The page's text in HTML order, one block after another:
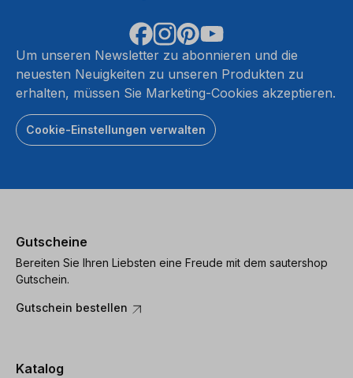
Um unseren Newsletter zu abonnieren und die
neuesten Neuigkeiten zu unseren Produkten zu
erhalten, müssen Sie Marketing-Cookies akzeptieren.
Cookie-Einstellungen verwalten
Gutscheine
Bereiten Sie Ihren Liebsten eine Freude mit dem sautershop
Gutschein.
Gutschein bestellen
Katalog